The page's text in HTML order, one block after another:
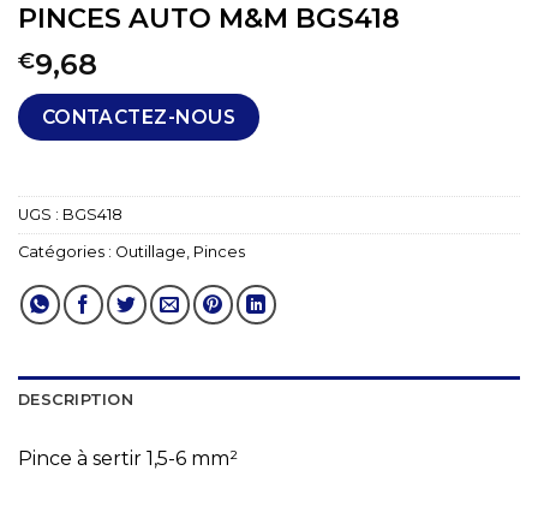
PINCES AUTO M&M BGS418
€9,68
CONTACTEZ-NOUS
UGS : BGS418
Catégories : Outillage Pinces
DESCRIPTION
Pince à sertir 1,5-6 mm²